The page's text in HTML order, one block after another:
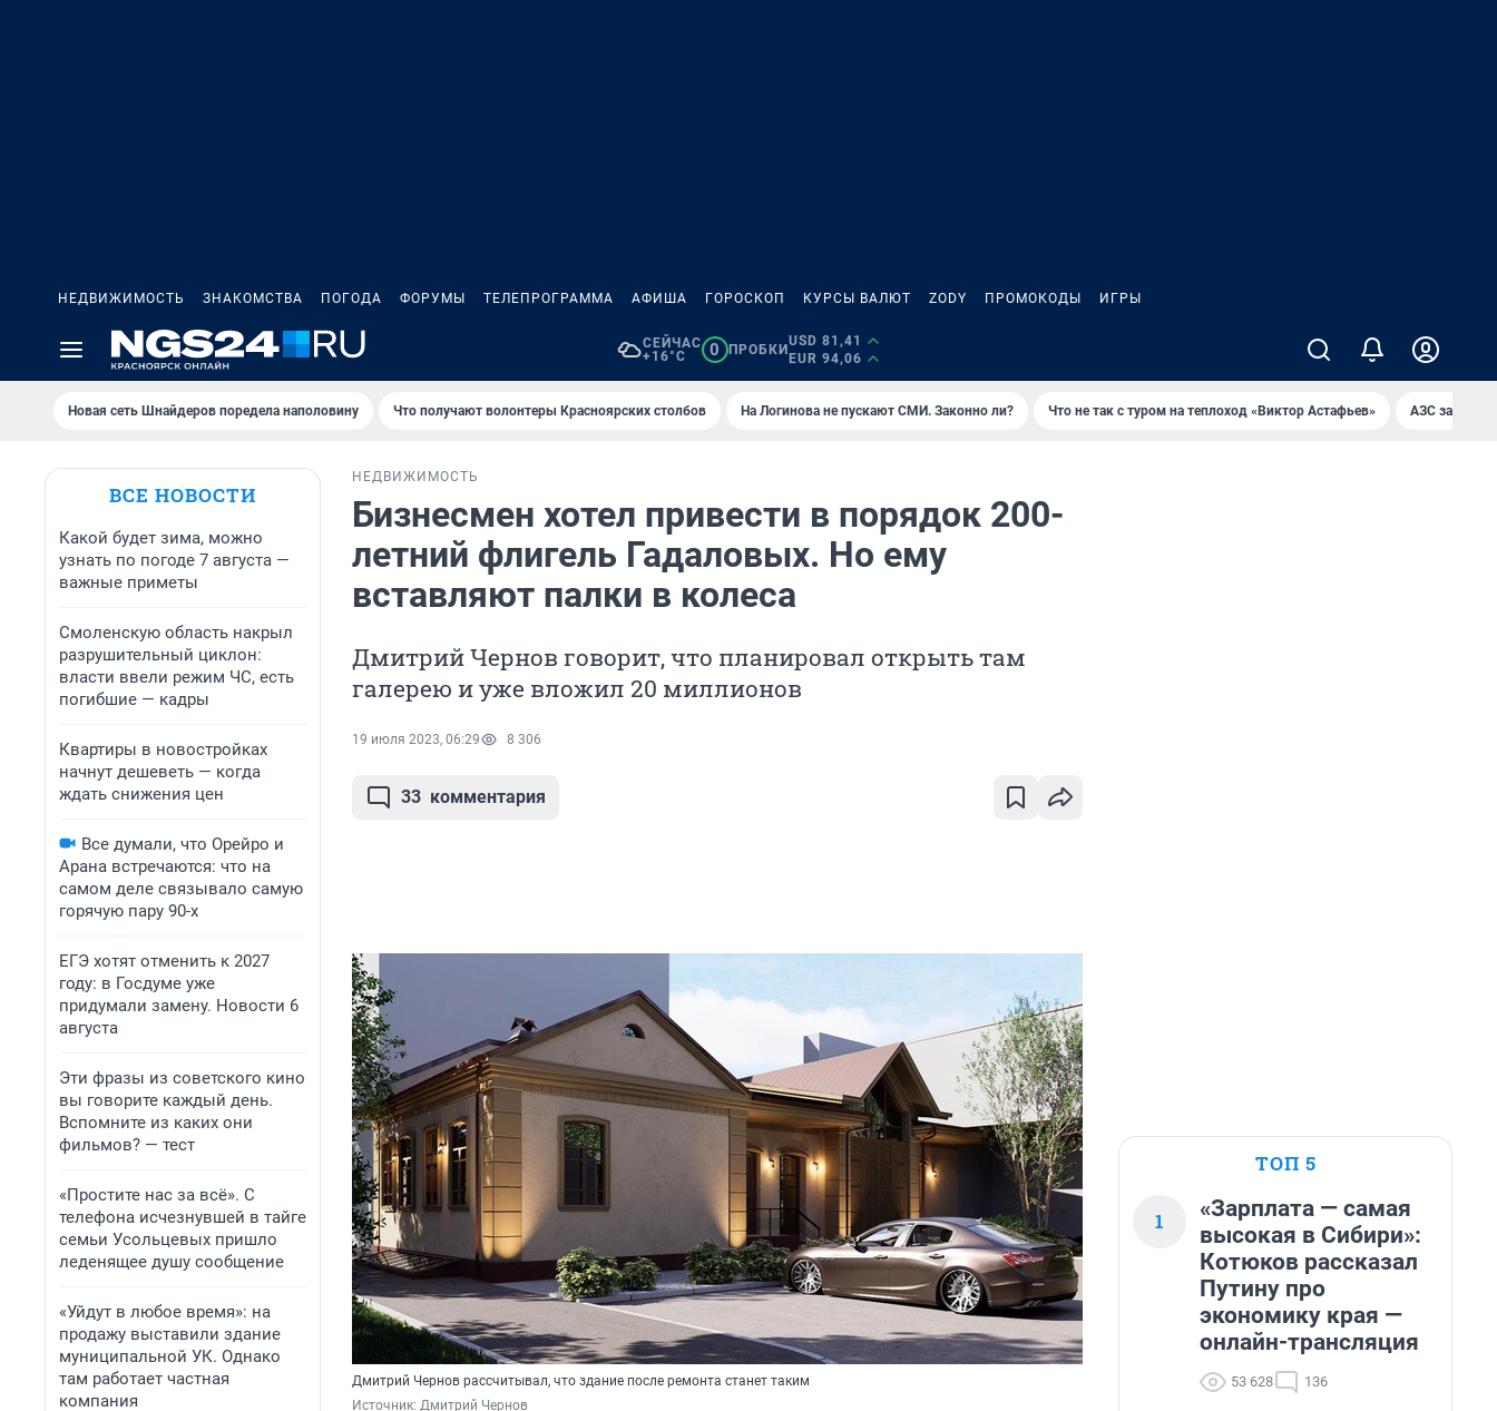
НЕДВИЖИМОСТЬ ЗНАКОМСТВА ПОГОДА ФОРУМЫ ТЕЛЕПРОГРАММА АФИША ГОРОСКОП КУРСЫ ВАЛЮТ ZODY ПРОМОКОДЫ ИГРЫ
СЕЙЧАС
+16°C
0 ПРОБКИ
USD 81,41
EUR 94,06
Новая сеть Шнайдеров поредела наполовину Что получают волонтеры Красноярских столбов На Логинова не пускают СМИ. Законно ли? Что не так с туром на теплоход «Виктор Астафьев» AЗС
ВСЕ НОВОСТИ
Какой будет зима, можно
узнать по погоде 7 августа —
важные приметы
Смоленскую область накрыл
разрушительный циклон:
власти ввели режим ЧС, есть
погибшие — кадры
Квартиры в новостройках
начнут дешеветь — когда
ждать снижения цен
Все думали, что Орейро и
Арана встречаются: что на
самом деле связывало самую
горячую пару 90-х
ЕГЭ хотят отменить к 2027
году: в Госдуме уже
придумали замену. Новости 6
августа
Эти фразы из советского кино
вы говорите каждый день.
Вспомните из каких они
фильмов? — тест
«Простите нас за всё». С
телефона исчезнувшей в тайге
семьи Усольцевых пришло
леденящее душу сообщение
«Уйдут в любое время»: на
продажу выставили здание
муниципальной УК. Однако
там работает частная
компания
НЕДВИЖИМОСТЬ
Бизнесмен хотел привести в порядок 200-
летний флигель Гадаловых. Но ему
вставляют палки в колеса
Дмитрий Чернов говорит, что планировал открыть там
галерею и уже вложил 20 миллионов
19 июля 2023, 06:29 8 306
33 комментария
Дмитрий Чернов рассчитывал, что здание после ремонта станет таким
Источник: Дмитрий Чернов
ТОП 5
1
«Зарплата — самая
высокая в Сибири»:
Котюков рассказал
Путину про
экономику края —
онлайн-трансляция
53 628 136